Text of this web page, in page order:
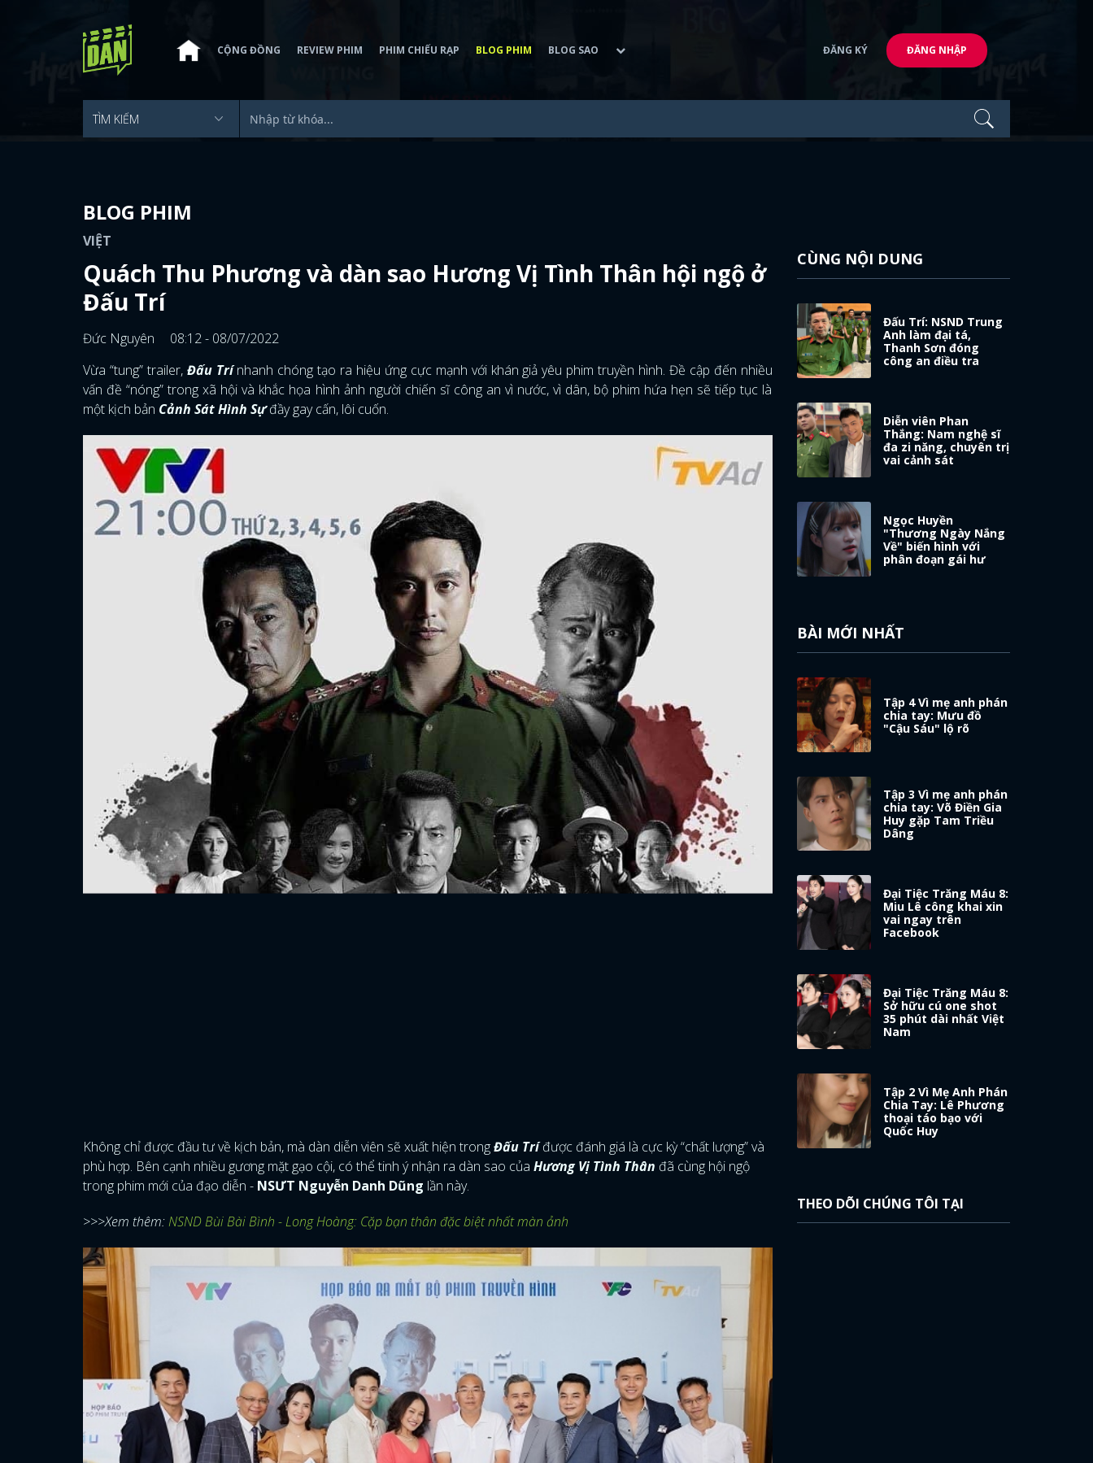
CỘNG ĐỒNG REVIEW PHIM PHIM CHIẾU RẠP BLOG PHIM BLOG SAO ĐĂNG KÝ ĐĂNG NHẬP
BLOG PHIM
VIỆT
Quách Thu Phương và dàn sao Hương Vị Tình Thân hội ngộ ở
Đấu Trí
Đức Nguyên
08:12 - 08/07/2022
Vừa “tung” trailer, Đấu Trínhanh chóng tạo ra hiệu ứng cực mạnh với khán giả yêu phim truyền hình. Đề cập đến nhiều
vấn đề “nóng” trong xã hội và khắc họa hình ảnh người chiến sĩ công an vì nước, vì dân, bộ phim hứa hẹn sẽ tiếp tục là
một kịch bản Cảnh Sát Hình Sựđầy gay cấn, lôi cuốn.
Không chỉ được đầu tư về kịch bản, mà dàn diễn viên sẽ xuất hiện trongĐấu Tríđược đánh giá là cực kỳ “chất lượng” và
phù hợp. Bên cạnh nhiều gương mặt gạo cội, có thể tinh ý nhận ra dàn sao của Hương Vị Tình Thân đã cùng hội ngộ
trong phim mới của đạo diễn - NSƯT Nguyễn Danh Dũng lần này.
>>>Xem thêm:NSND Bùi Bài Bình - Long Hoàng: Cặp bạn thân đặc biệt nhất màn ảnh
CÙNG NỘI DUNG
Đấu Trí: NSND Trung
Anh làm đại tá,
Thanh Sơn đóng
công an điều tra
Diễn viên Phan
Thắng: Nam nghệ sĩ
đa zi năng, chuyên trị
vai cảnh sát
Ngọc Huyền
"Thương Ngày Nắng
Về" biến hình với
phân đoạn gái hư
BÀI MỚI NHẤT
Tập 4 Vì mẹ anh phán
chia tay: Mưu đồ
"Cậu Sáu" lộ rõ
Tập 3 Vì mẹ anh phán
chia tay: Võ Điền Gia
Huy gặp Tam Triều
Dâng
Đại Tiệc Trăng Máu 8:
Miu Lê công khai xin
vai ngay trên
Facebook
Đại Tiệc Trăng Máu 8:
Sở hữu cú one shot
35 phút dài nhất Việt
Nam
Tập 2 Vì Mẹ Anh Phán
Chia Tay: Lê Phương
thoại táo bạo với
Quốc Huy
THEO DÕI CHÚNG TÔI TẠI